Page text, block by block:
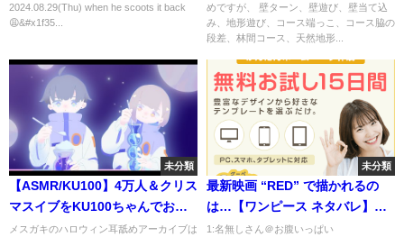
2024.08.29(Thu) when he scoots it back
😩&#x1f35...
めですが、 壁ターン、壁遊び、壁当て込
み、地形遊び、コース端っこ、コース脇の
段差、林間コース、天然地形...
未分類
【ASMR/KU100】4万人＆クリス
マスイブをKU100ちゃんでお祝
い♡【梵天耳かき・雑談・ささ
メスガキのハロウィン耳舐めアーカイブは
未分類
最新映画 “RED” で描かれるの
は…【ワンピース ネタバレ】
【ワンピース red】
1:名無しさん＠お腹いっぱい